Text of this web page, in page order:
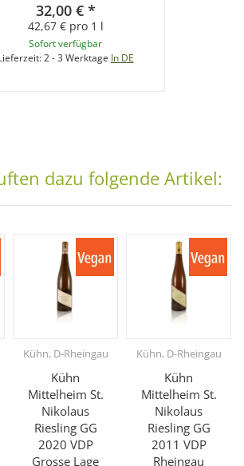
32,00 € *
42,67 € pro 1 l
Sofort verfügbar
2 - 3 Werktage In DE
dazu folgende Artikel:
Kühn, D-Rheingau
Kühn
Mittelheim St.
Nikolaus
Riesling GG
2020 VDP
Grosse Lage
Kühn, D-Rheingau
Kühn
Mittelheim St.
Nikolaus
Riesling GG
2011 VDP
Rheingau